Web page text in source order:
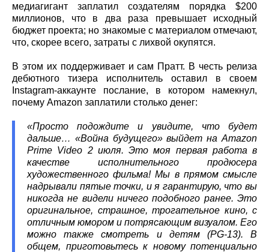
медиагигант заплатил создателям порядка $200
миллионов, что в два раза превышает исходный
бюджет проекта; но знакомые с материалом отмечают,
что, скорее всего, затраты с лихвой окупятся.
В этом их поддерживает и сам Пратт. В честь релиза
дебютного тизера исполнитель оставил в своем
Instagram-аккаунте послание, в котором намекнул,
почему Amazon заплатили столько денег:
«Просто подождите и увидите, что будет
дальше… «Война будущего» выйдет на Amazon
Prime Video 2 июля. Это моя первая работа в
качестве исполнительного продюсера
художественного фильма! Мы в прямом смысле
надрывали пятые точки, и я гарантирую, что вы
никогда не видели ничего подобного ранее. Это
оригинальное, страшное, трогательное кино, с
отличным юмором и потрясающим визуалом. Его
можно также смотреть и детям (PG-13). В
общем, приготовьтесь к новому потенциально